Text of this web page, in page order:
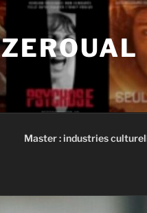
Master : industries